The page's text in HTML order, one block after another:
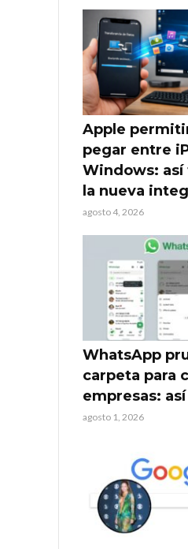
Apple
pegar entre
Windows: así
la nueva
agosto 4, 2026
WhatsApp
carpeta para
empresas:
agosto 1, 2026